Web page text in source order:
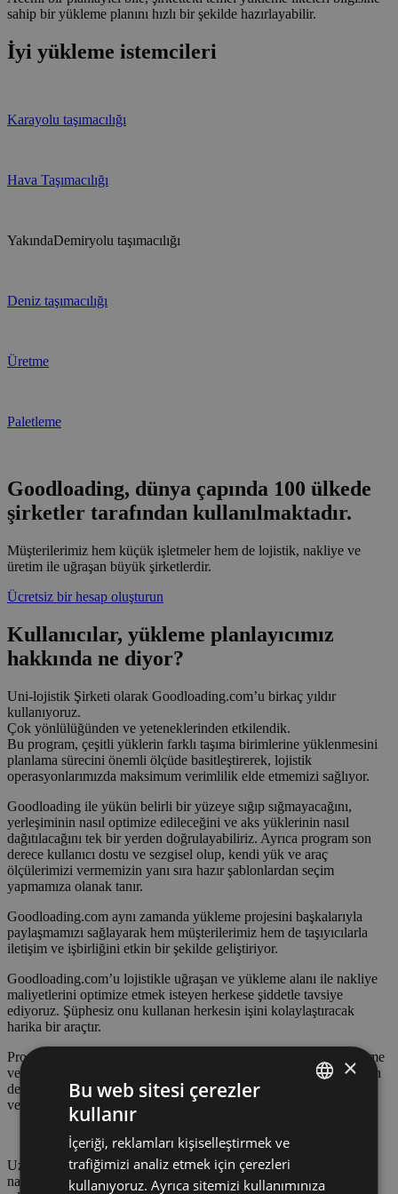
sahip bir yükleme planını hızlı bir şekilde hazırlayabilir.
İyi yükleme istemcileri
Karayolu taşımacılığı
Hava Taşımacılığı
YakındaDemiryolu taşımacılığı
Deniz taşımacılığı
Üretme
Paletleme
Goodloading, dünya çapında 100 ülkede
şirketler tarafından kullanılmaktadır.
Müşterilerimiz hem küçük işletmeler hem de lojistik, nakliye ve
üretim ile uğraşan büyük şirketlerdir.
Ücretsiz bir hesap oluşturun
Kullanıcılar, yükleme planlayıcımız
hakkında ne diyor?
Uni-lojistik Şirketi olarak Goodloading.com’u birkaç yıldır
kullanıyoruz.
Çok yönlülüğünden ve yeteneklerinden etkilendik.
Bu program, çeşitli yüklerin farklı taşıma birimlerine yüklenmesini
planlama sürecini önemli ölçüde basitleştirerek, lojistik
operasyonlarımızda maksimum verimlilik elde etmemizi sağlıyor.
Goodloading ile yükün belirli bir yüzeye sığıp sığmayacağını,
yerleşiminin nasıl optimize edileceğini ve aks yüklerinin nasıl
dağıtılacağını tek bir yerden doğrulayabiliriz. Ayrıca program son
derece kullanıcı dostu ve sezgisel olup, kendi yük ve araç
ölçülerimizi vermemizin yanı sıra hazır şablonlardan seçim
yapmamıza olanak tanır.
Goodloading.com aynı zamanda yükleme projesini başkalarıyla
paylaşmamızı sağlayarak hem müşterilerimiz hem de taşıyıcılarla
iletişim ve işbirliğini etkin bir şekilde geliştiriyor.
Goodloading.com’u lojistikle uğraşan ve yükleme alanı ile nakliye
maliyetlerini optimize etmek isteyen herkese şiddetle tavsiye
ediyoruz. Şüphesiz onu kullanan herkesin işini kolaylaştıracak
harika bir araçtır.
Programın özelliklerinden ve yeteneklerinden memnunuz. Yükleme
ve boşaltma süreçlerimizi önemli ölçüde optimize etti. Program son
derece sezgisel ve kullanımı kolay, lojistik operasyonlarımızda
verimliliğin artmasına katkıda bulunuyor.
Uzun süredir Goodloading kullanıcısı olarak, bunu lojistik ve
nakliye komisyoncularının günlük işleri için yürekten tavsiye
ENGLISH
×
Bu web sitesi çerezler
kullanır
İçeriği, reklamları kişiselleştirmek ve
trafiğimizi analiz etmek için çerezleri
kullanıyoruz. Ayrıca sitemizi kullanımınıza